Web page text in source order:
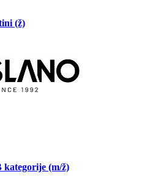
(ž)
kategorije (m/ž)